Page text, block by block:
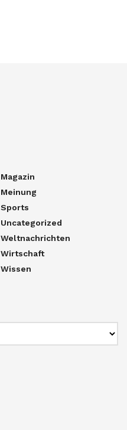
Magazin
Meinung
Sports
Uncategorized
Weltnachrichten
Wirtschaft
Wissen